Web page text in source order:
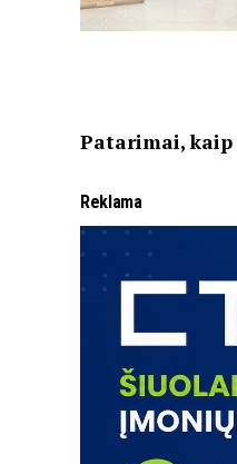
Patarimai,
Reklama